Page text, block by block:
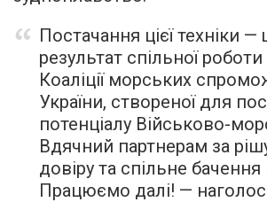
Постачання цієї техніки
результат спільної
Коаліції морських
України, створеної для
потенціалу Військово-
Вдячний партнерам за
довіру та спільне
Працюємо далі! —